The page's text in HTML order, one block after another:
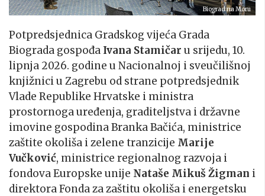
Biograd na Moru
Potpredsjednica Gradskog vijeća Grada
Biograda gospođa Ivana Stamičar u srijedu, 10.
lipnja 2026. godine u Nacionalnoj i sveučilišnoj
knjižnici u Zagrebu od strane potpredsjednik
Vlade Republike Hrvatske i ministra
prostornoga uređenja, graditeljstva i državne
imovine gospodina Branka Bačića, ministrice
zaštite okoliša i zelene tranzicije Marije
Vučković, ministrice regionalnog razvoja i
fondova Europske unije Nataše Mikuš Žigman i
direktora Fonda za zaštitu okoliša i energetsku